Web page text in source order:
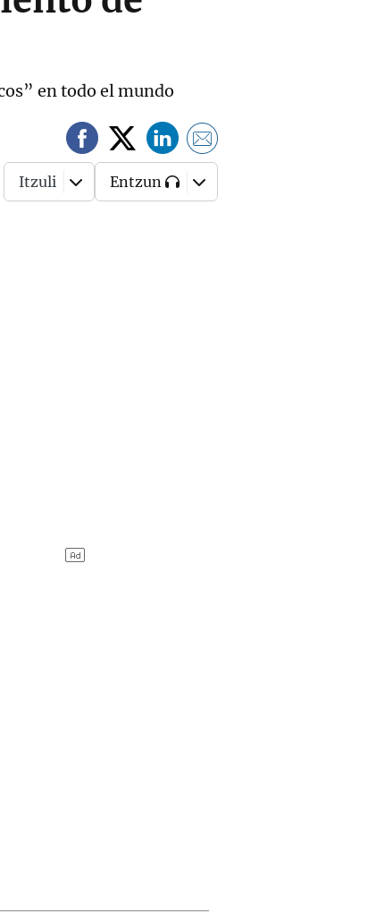
en todo el mundo
Itzuli Entzun